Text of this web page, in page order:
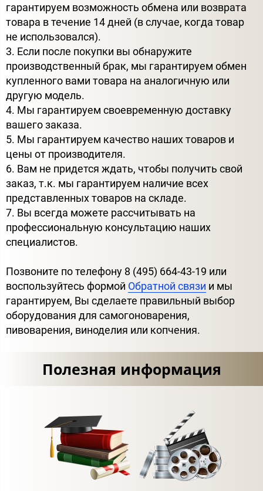
гарантируем возможность обмена или возврата
товара в течение 14 дней (в случае, когда товар
не использовался).
3. Если после покупки вы обнаружите
производственный брак, мы гарантируем обмен
купленного вами товара на аналогичную или
другую модель.
4. Мы гарантируем своевременную доставку
вашего заказа.
5. Мы гарантируем качество наших товаров и
цены от производителя.
6. Вам не придется ждать, чтобы получить свой
заказ, т.к. мы гарантируем наличие всех
представленных товаров на складе.
7. Вы всегда можете рассчитывать на
профессиональную консультацию наших
специалистов.
Позвоните по телефону 8 (495) 664-43-19 или
воспользуйтесь формой Обратной связи и мы
гарантируем, Вы сделаете правильный выбор
оборудования для самогоноварения,
пивоварения, виноделия или копчения.
Полезная информация